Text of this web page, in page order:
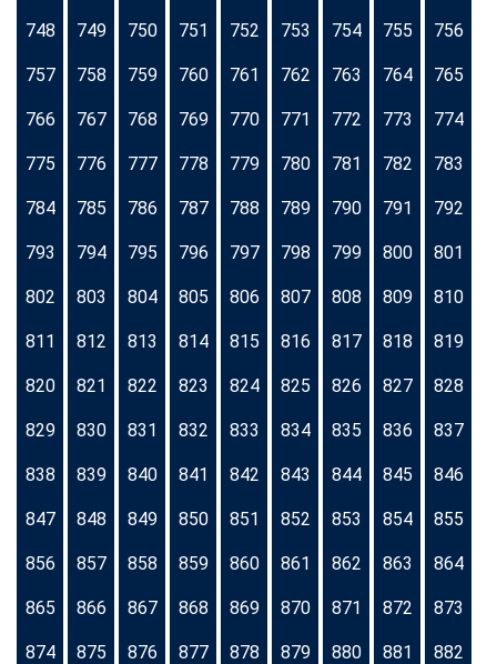
748 749 750 751 752 753 754 755 756
757 758 759 760 761 762 763 764 765
766 767 768 769 770 771 772 773 774
775 776 777 778 779 780 781 782 783
784 785 786 787 788 789 790 791 792
793 794 795 796 797 798 799 800 801
802 803 804 805 806 807 808 809 810
811 812 813 814 815 816 817 818 819
820 821 822 823 824 825 826 827 828
829 830 831 832 833 834 835 836 837
838 839 840 841 842 843 844 845 846
847 848 849 850 851 852 853 854 855
856 857 858 859 860 861 862 863 864
865 866 867 868 869 870 871 872 873
874 875 876 877 878 879 880 881 882